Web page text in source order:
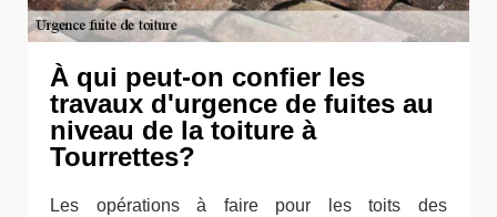
À qui peut-on confier les
travaux d'urgence de fuites au
niveau de la toiture à
Tourrettes?
Les opérations à faire pour les toits des